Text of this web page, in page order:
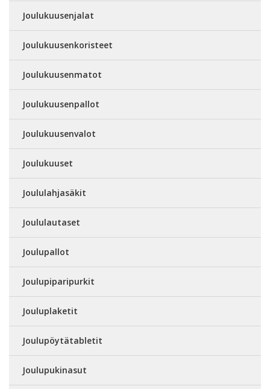
Joulukuusenjalat
Joulukuusenkoristeet
Joulukuusenmatot
Joulukuusenpallot
Joulukuusenvalot
Joulukuuset
Joululahjasäkit
Joululautaset
Joulupallot
Joulupiparipurkit
Jouluplaketit
Joulupöytätabletit
Joulupukinasut